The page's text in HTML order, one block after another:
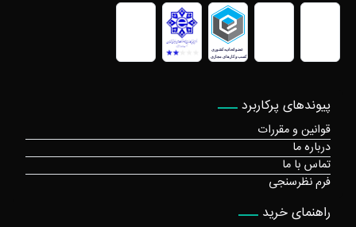
پیوندهای پرکاربرد
قوانین و مقررات
درباره ما
تماس با ما
فرم نظرسنجی
راهنمای خرید